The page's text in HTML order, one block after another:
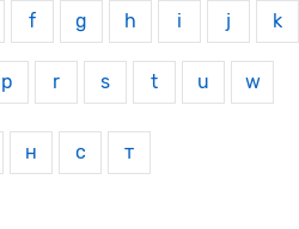
f g h i j k
p r s t u w
н с т